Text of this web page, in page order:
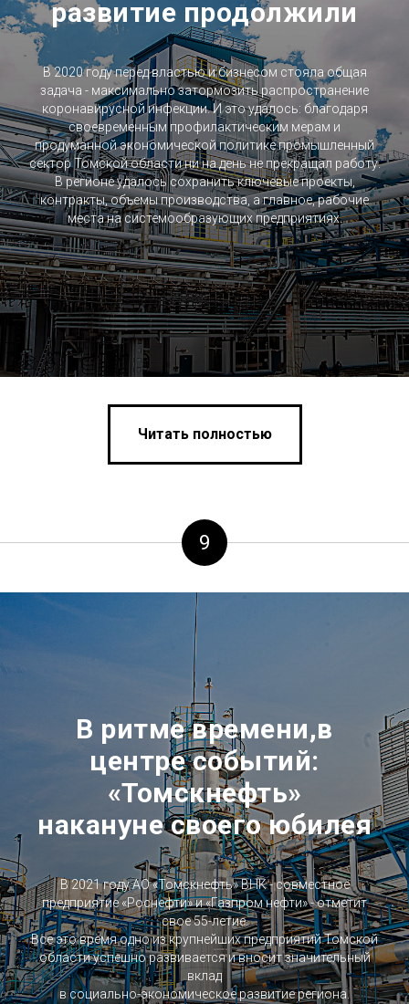
развитие продолжили
В 2020 году перед властью и бизнесом стояла общая
задача - максимально затормозить распространение
коронавирусной инфекции. И это удалось: благодаря
своевременным профилактическим мерам и
продуманной экономической политике промышленный
сектор Томской области ни на день не прекращал работу.
В регионе удалось сохранить ключевые проекты,
контракты, объемы производства, а главное, рабочие
места на системообразующих предприятиях.
Читать полностью
9
В ритме времени,в
центре событий:
«Томскнефть»
накануне своего юбилея
В 2021 году АО «Томскнефть» ВНК - совместное
предприятие «Роснефти» и «Газпром нефти» - отметит
свое 55­-летие.
Все это время одно из крупнейших предприятий Томской
области успешно развивается и вносит значительный
вклад
в социально-экономическое развитие региона.